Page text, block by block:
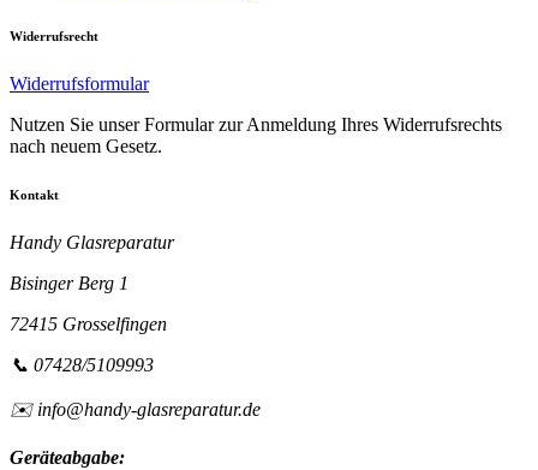
Widerrufsrecht
Widerrufsformular
Nutzen Sie unser Formular zur Anmeldung Ihres Widerrufsrechts
nach neuem Gesetz.
Kontakt
Handy Glasreparatur
Bisinger Berg 1
72415 Grosselfingen
📞 07428/5109993
✉️ info@handy-glasreparatur.de
Geräteabgabe: